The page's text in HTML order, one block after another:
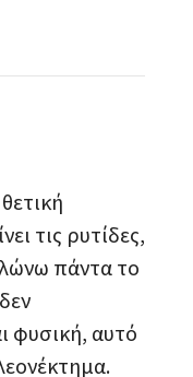
τις ρυτίδες,
πάντα το
φυσική, αυτό